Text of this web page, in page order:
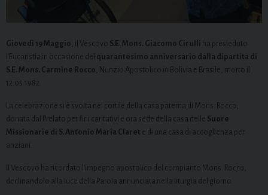
Giovedì 19 Maggio , il Vescovo S.E. Mons. Giacomo Cirulli ha presieduto
l’Eucaristia in occasione del quarantesimo anniversario dalla dipartita di
S.E. Mons. Carmine Rocco , Nunzio Apostolico in Bolivia e Brasile, morto il
12.05.1982.
La celebrazione si è svolta nel cortile della casa paterna di Mons. Rocco,
donata dal Prelato per fini caritativi e ora sede della casa delle Suore
Missionarie di S. Antonio Maria Claret e di una casa di accoglienza per
anziani.
Il Vescovo ha ricordato l’impegno apostolico del compianto Mons. Rocco,
declinandolo alla luce della Parola annunciata nella liturgia del giorno.